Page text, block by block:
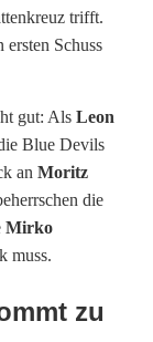
trifft.
ersten Schuss
gut: Als Leon
Blue Devils
an Moritz
die
Mirko
muss.
zu